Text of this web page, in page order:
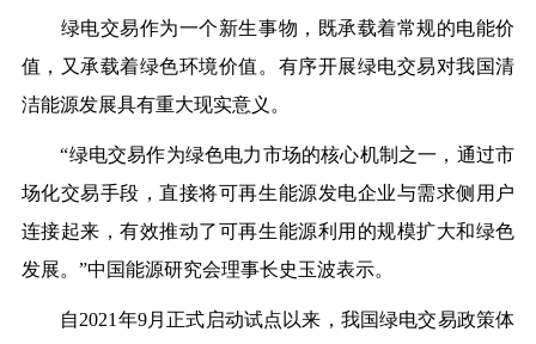
绿电交易作为一个新生事物，既承载着常规的电能价
值，又承载着绿色环境价值。有序开展绿电交易对我国清
洁能源发展具有重大现实意义。
“绿电交易作为绿色电力市场的核心机制之一，通过市
场化交易手段，直接将可再生能源发电企业与需求侧用户
连接起来，有效推动了可再生能源利用的规模扩大和绿色
发展。”中国能源研究会理事长史玉波表示。
自2021 年9月正式启动试点以来，我国绿电交易政策体